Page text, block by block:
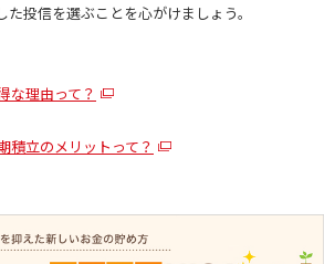
投信を選ぶことを心がけましょう。
な理由って？
積立のメリットって？